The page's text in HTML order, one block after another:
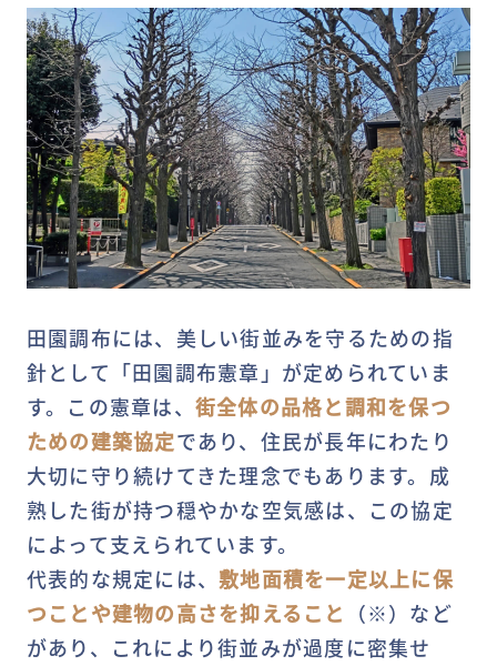
田園調布には、美しい街並みを守るための指
針として「田園調布憲章」が定められていま
す。この憲章は、 街全体の品格と調和を保つ
ための建築協定であり、住民が長年にわたり
大切に守り続けてきた理念でもあります。成
熟した街が持つ穏やかな空気感は、この協定
によって支えられています。
代表的な規定には、 敷地面積を一定以上に保
つことや建物の高さを抑えること
（※）など
があり、これにより街並みが過度に密集せ